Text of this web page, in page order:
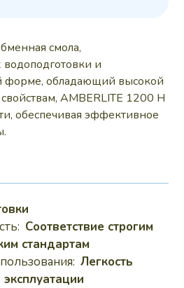
смола,
водоподготовки и
форме, обладающий высокой
AMBERLITE 1200 H
обеспечивая эффективное
Соответствие строгим
стандартам
Легкость